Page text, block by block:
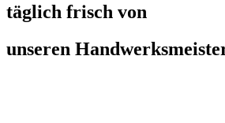
täglich frisch von
unseren